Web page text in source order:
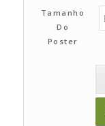
Tamanho
Do
Poster